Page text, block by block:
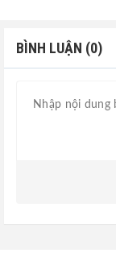
BÌNH LUẬN (0)